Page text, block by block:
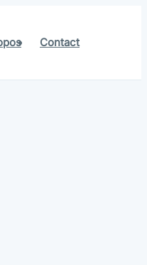
Contact